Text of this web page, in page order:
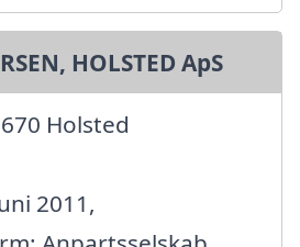
HOLSTED ApS
Holsted
2011,